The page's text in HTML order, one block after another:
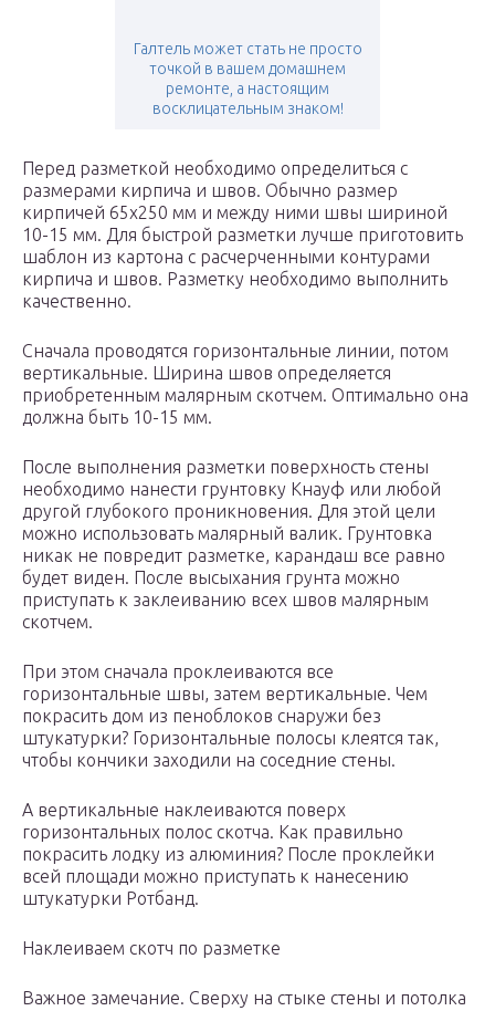
Галтель может стать не просто
точкой в вашем домашнем
ремонте, а настоящим
восклицательным знаком!
Перед разметкой необходимо определиться с
размерами кирпича и швов. Обычно размер
кирпичей 65х250 мм и между ними швы шириной
10-15 мм. Для быстрой разметки лучше приготовить
шаблон из картона с расчерченными контурами
кирпича и швов. Разметку необходимо выполнить
качественно.
Сначала проводятся горизонтальные линии, потом
вертикальные. Ширина швов определяется
приобретенным малярным скотчем. Оптимально она
должна быть 10-15 мм.
После выполнения разметки поверхность стены
необходимо нанести грунтовку Кнауф или любой
другой глубокого проникновения. Для этой цели
можно использовать малярный валик. Грунтовка
никак не повредит разметке, карандаш все равно
будет виден. После высыхания грунта можно
приступать к заклеиванию всех швов малярным
скотчем.
При этом сначала проклеиваются все
горизонтальные швы, затем вертикальные. Чем
покрасить дом из пеноблоков снаружи без
штукатурки? Горизонтальные полосы клеятся так,
чтобы кончики заходили на соседние стены.
А вертикальные наклеиваются поверх
горизонтальных полос скотча. Как правильно
покрасить лодку из алюминия? После проклейки
всей площади можно приступать к нанесению
штукатурки Ротбанд.
Наклеиваем скотч по разметке
Важное замечание. Сверху на стыке стены и потолка